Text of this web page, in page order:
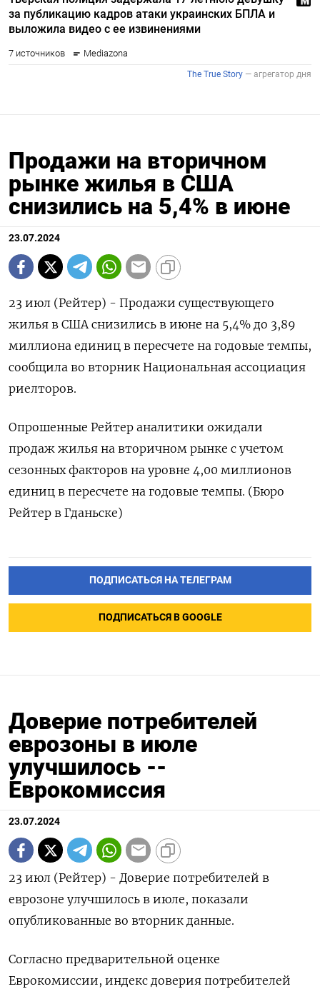
Продажи на вторичном
рынке жилья в США
снизились на 5,4% в июне
23.07.2024
23 июл (Рейтер) - Продажи существующего
жилья в США снизились в июне на 5,4% до 3,89
миллиона единиц в пересчете на годовые темпы,
сообщила во вторник Национальная ассоциация
риелторов.
Опрошенные Рейтер аналитики ожидали
продаж жилья на вторичном рынке с учетом
сезонных факторов на уровне 4,00 миллионов
единиц в пересчете на годовые темпы. (Бюро
Рейтер в Гданьске)
ПОДПИСАТЬСЯ НА ТЕЛЕГРАМ
ПОДПИСАТЬСЯ В GOOGLE
Доверие потребителей
еврозоны в июле
улучшилось --
Еврокомиссия
23.07.2024
23 июл (Рейтер) - Доверие потребителей в
еврозоне улучшилось в июле, показали
опубликованные во вторник данные.
Согласно предварительной оценке
Еврокомиссии, индекс доверия потребителей